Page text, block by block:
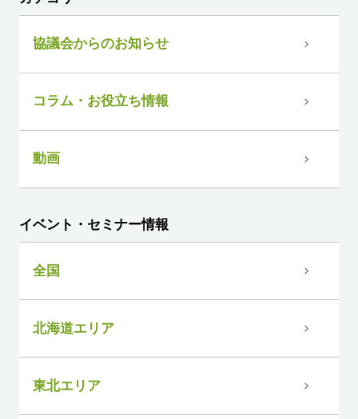
協議会からのお知らせ
コラム・お役立ち情報
動画
イベント・セミナー情報
全国
北海道エリア
東北エリア